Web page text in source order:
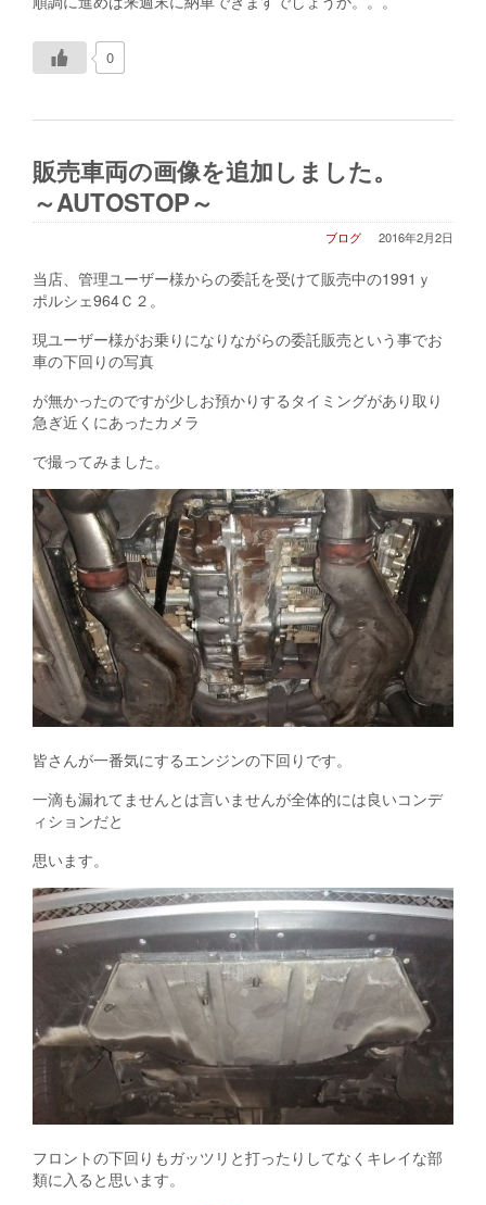
h
:
i
t
t
1
V
r
4
U
0
販売車両の画像を追加しました。
～AUTOSTOP～
2016年2月2日
ブログ
当店、管理ユーザー様からの委託を受けて販売中の1991ｙ
ポルシェ964Ｃ２。
現ユーザー様がお乗りになりながらの委託販売という事でお
車の下回りの写真
が無かったのですが少しお預かりするタイミングがあり取り
急ぎ近くにあったカメラ
で撮ってみました。
皆さんが一番気にするエンジンの下回りです。
一滴も漏れてませんとは言いませんが全体的には良いコンデ
ィションだと
思います。
フロントの下回りもガッツリと打ったりしてなくキレイな部
類に入ると思います。